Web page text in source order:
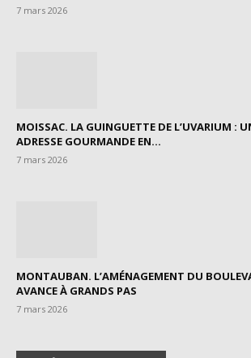
7 mars 2026
MOISSAC. LA GUINGUETTE DE L’UVARIUM :
ADRESSE GOURMANDE EN...
7 mars 2026
MONTAUBAN. L’AMÉNAGEMENT DU
AVANCE À GRANDS PAS
7 mars 2026